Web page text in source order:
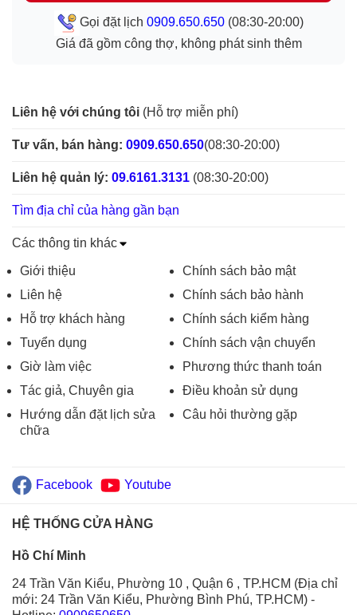
Gọi đặt lịch 0909.650.650(08:30-20:00)
Giá đã gồm công thợ, không phát sinh thêm
Liên hệ với chúng tôi (Hỗ trợ miễn phí)
Tư vấn, bán hàng: 0909.650.650(08:30-20:00)
Liên hệ quản lý: 09.6161.3131 (08:30-20:00)
Tìm địa chỉ của hàng gần bạn
Các thông tin khác
Giới thiệu
Liên hệ
Hỗ trợ khách hàng
Tuyển dụng
Giờ làm việc
Tác giả, Chuyên gia
Hướng dẫn đặt lịch sửa
chữa
Chính sách bảo mật
Chính sách bảo hành
Chính sách kiểm hàng
Chính sách vận chuyển
Phương thức thanh toán
Điều khoản sử dụng
Câu hỏi thường gặp
Facebook Youtube
HỆ THỐNG CỬA HÀNG
Hồ Chí Minh
24 Trần Văn Kiểu, Phường 10 , Quận 6 , TP.HCM (Địa chỉ
mới: 24 Trần Văn Kiểu, Phường Bình Phú, TP.HCM) -